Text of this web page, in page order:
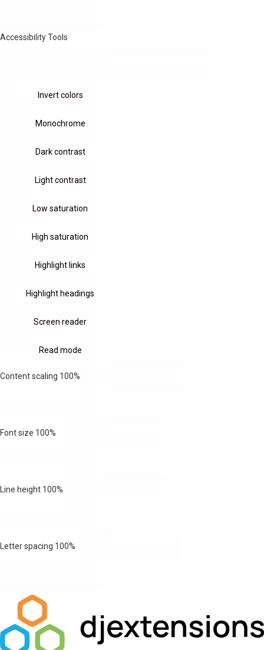
Accessibility Tools
Invert colors
Monochrome
Dark contrast
Light contrast
Low saturation
High saturation
Highlight links
Highlight headings
Screen reader
Read mode
Content scaling 100%
Font size 100%
Line height 100%
Letter spacing 100%